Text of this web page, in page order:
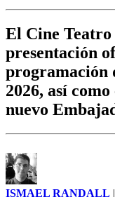
El Cine Teatro
presentación
programación
2026, así
nuevo
ISMAEL RANDALL |